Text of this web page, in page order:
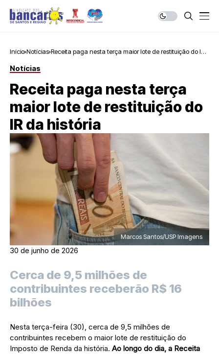
Início Notícias Receita paga nesta terça maior lote de restituição do IR
Notícias
Receita paga nesta terça
maior lote de restituição do
IR da história
Marcos Santos/USP Imagens
30 de junho de 2026
Cerca de 9,5 milhões de
contribuintes receberão R$ 16
bilhões
Nesta terça-feira (30), cerca de 9,5 milhões de
contribuintes recebem o maior lote de restituição do
Imposto de Renda da história. Ao longo do dia, a Receita